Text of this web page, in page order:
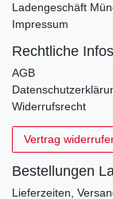
Ladengeschäft
Impressum
Rechtliche Infos
AGB
Widerrufsrecht
Vertrag
Bestellungen
Lieferzeiten,